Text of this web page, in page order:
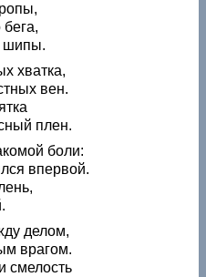
бега,
шипы.
хватка,
вен.
плен.
боли:
впервой.
делом,
врагом.
смелость